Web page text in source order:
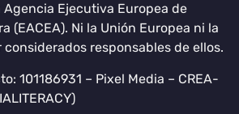
Agencia Ejecutiva Europea de
(EACEA). Ni la Unión Europea ni la
considerados responsables de ellos.
101186931 – Pixel Media – CREA-